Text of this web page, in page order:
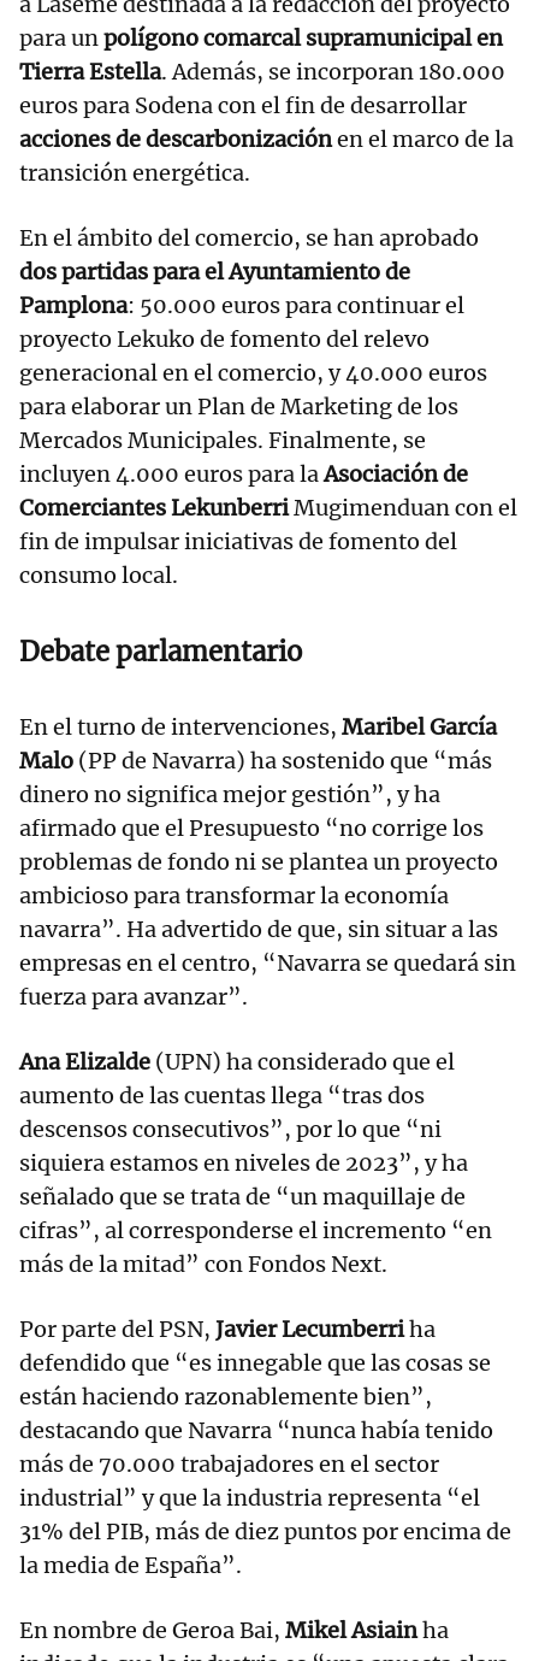
para unpolígono comarcal supramunicipal en
Tierra Estella. Además, se incorporan 180.000
euros para Sodena con el fin de desarrollar
acciones de descarbonizaciónen el marco de la
transición energética.
En el ámbito del comercio, se han aprobado
dos partidas para el Ayuntamiento de
Pamplona: 50.000 euros para continuar el
proyecto Lekuko de fomento del relevo
generacional en el comercio, y 40.000 euros
para elaborar un Plan de Marketing de los
Mercados Municipales. Finalmente, se
incluyen 4.000 euros para laAsociación de
Comerciantes LekunberriMugimenduan con el
fin de impulsar iniciativas de fomento del
consumo local.
Debate parlamentario
En el turno de intervenciones, Maribel García
Malo (PP de Navarra) ha sostenido que “más
dinero no significa mejor gestión”, y ha
afirmado que el Presupuesto “no corrige los
problemas de fondo ni se plantea un proyecto
ambicioso para transformar la economía
navarra”. Ha advertido de que, sin situar a las
empresas en el centro, “Navarra se quedará sin
fuerza para avanzar”.
Ana Elizalde (UPN) ha considerado que el
aumento de las cuentas llega “tras dos
descensos consecutivos”, por lo que “ni
siquiera estamos en niveles de 2023”, y ha
señalado que se trata de “un maquillaje de
cifras”, al corresponderse el incremento “en
más de la mitad” con Fondos Next.
Por parte del PSN, Javier Lecumberriha
defendido que “es innegable que las cosas se
están haciendo razonablemente bien”,
destacando que Navarra “nunca había tenido
más de 70.000 trabajadores en el sector
industrial” y que la industria representa “el
31% del PIB, más de diez puntos por encima de
la media de España”.
En nombre de Geroa Bai, Mikel Asiainha